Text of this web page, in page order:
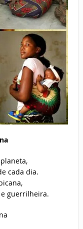
cada dia.
guerrilheira.